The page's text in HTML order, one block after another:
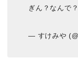
ぎん？なんで
— すけみや